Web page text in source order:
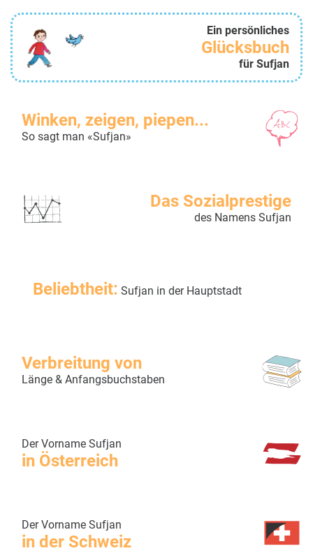
Ein persönliches
Glücksbuch
für Sufjan
Winken, zeigen, piepen...
So sagt man «Sufjan»
Das Sozialprestige
des Namens Sufjan
Beliebtheit: Sufjan in der Hauptstadt
Verbreitung von
Länge & Anfangsbuchstaben
Der Vorname Sufjan
in Österreich
Der Vorname Sufjan
in der Schweiz